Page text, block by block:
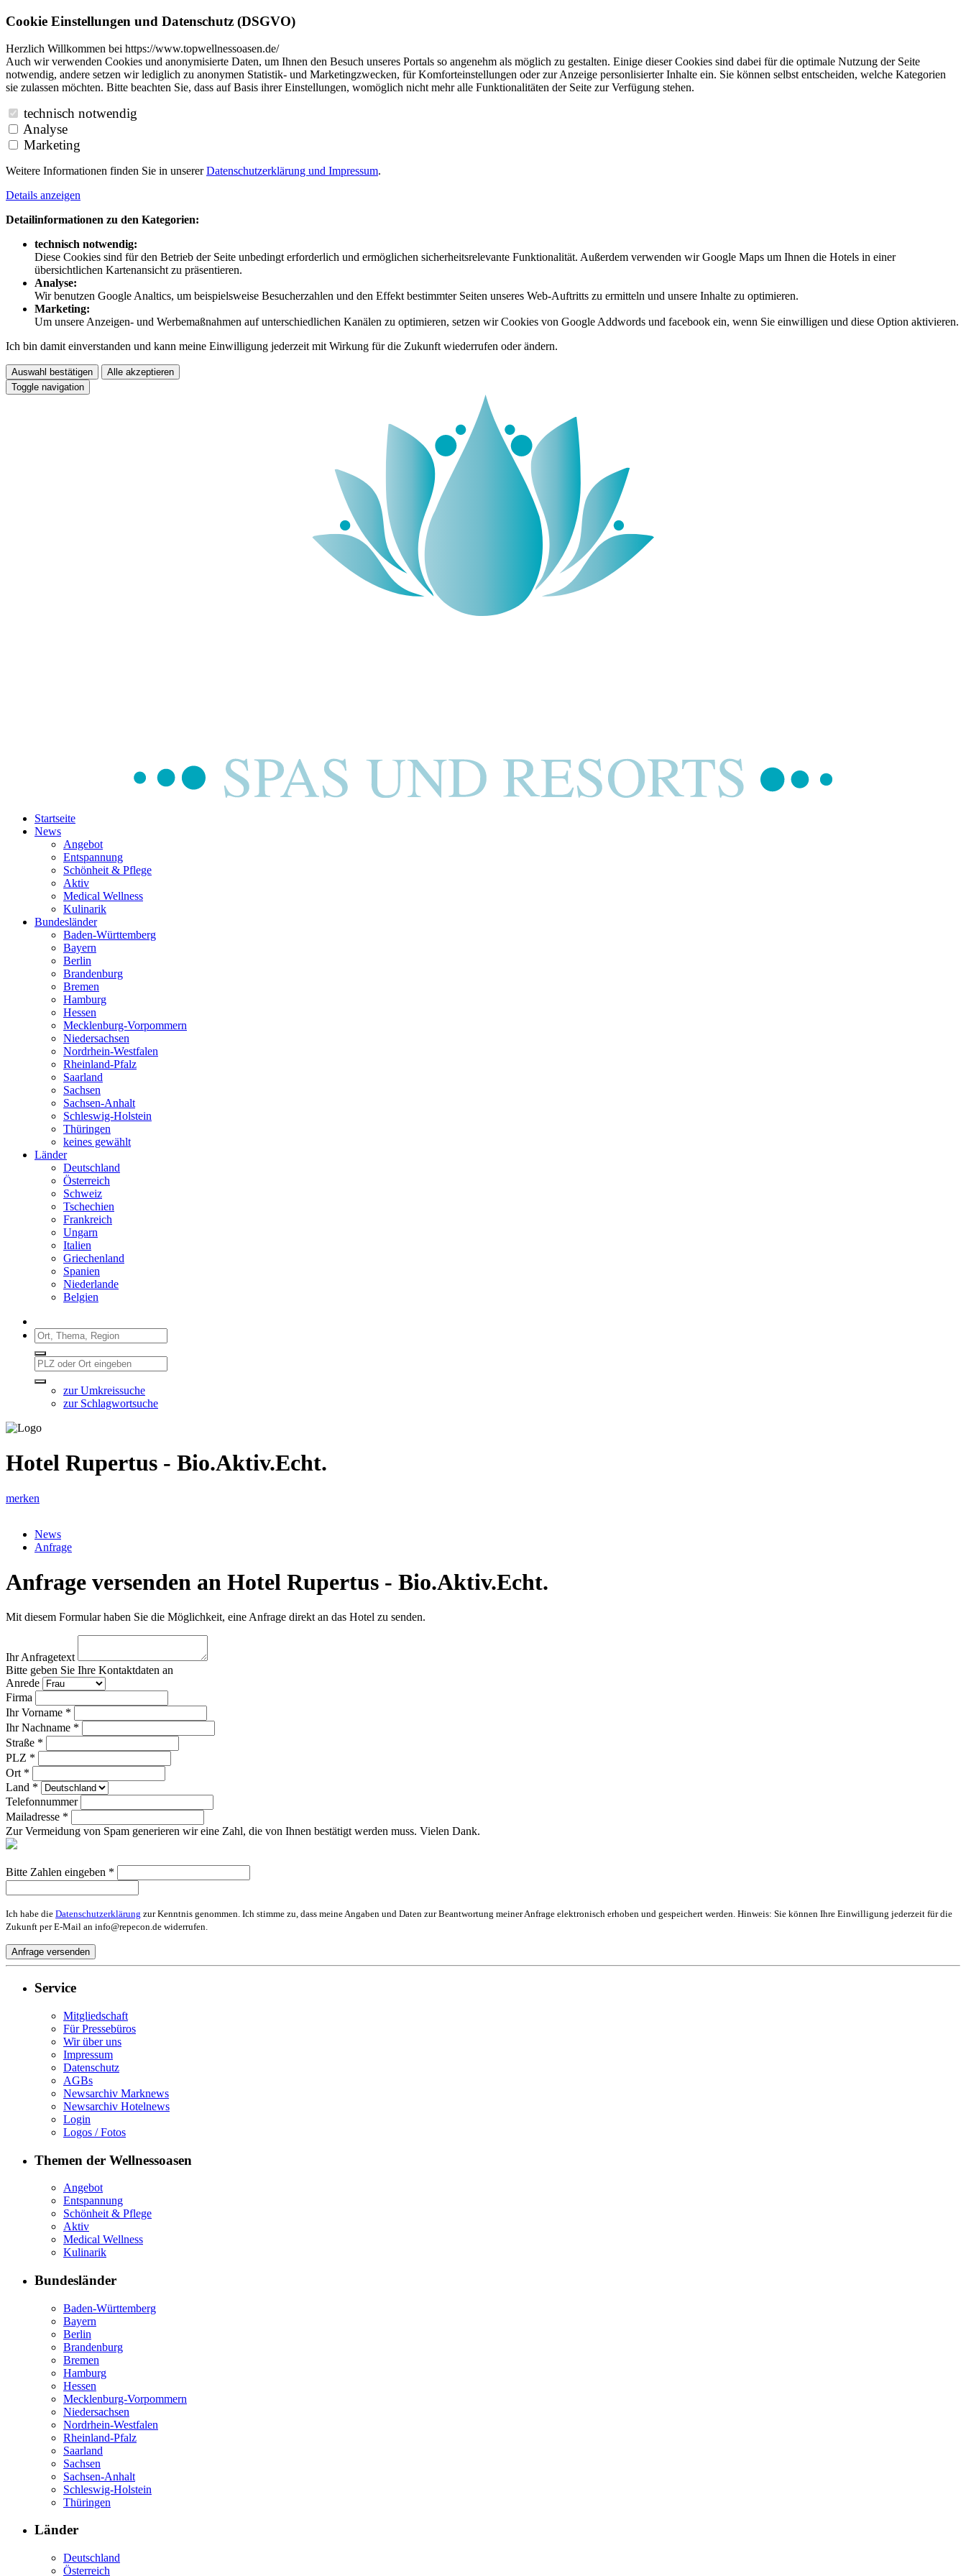
Cookie Einstellungen und Datenschutz (DSGVO)
Herzlich Willkommen bei https://www.topwellnessoasen.de/
Auch wir verwenden Cookies und anonymisierte Daten, um Ihnen den Besuch unseres Portals so angenehm als möglich zu gestalten. Einige dieser Cookies sind dabei für die optimale Nutzung der Seite
notwendig, andere setzen wir lediglich zu anonymen Statistik- und Marketingzwecken, für Komforteinstellungen oder zur Anzeige personlisierter Inhalte ein. Sie können selbst entscheiden, welche Kategorien
sie zulassen möchten. Bitte beachten Sie, dass auf Basis ihrer Einstellungen, womöglich nicht mehr alle Funktionalitäten der Seite zur Verfügung stehen.
technisch notwendig
Analyse
Marketing
Weitere Informationen finden Sie in unsererDatenschutzerklärung und Impressum.
Details anzeigen
Detailinformationen zu den Kategorien:
technisch notwendig:
Diese Cookies sind für den Betrieb der Seite unbedingt erforderlich und ermöglichen sicherheitsrelevante Funktionalität. Außerdem verwenden wir Google Maps um Ihnen die Hotels in einer
übersichtlichen Kartenansicht zu präsentieren.
Analyse:
Wir benutzen Google Analtics, um beispielsweise Besucherzahlen und den Effekt bestimmter Seiten unseres Web-Auftritts zu ermitteln und unsere Inhalte zu optimieren.
Marketing:
Um unsere Anzeigen- und Werbemaßnahmen auf unterschiedlichen Kanälen zu optimieren, setzen wir Cookies von Google Addwords und facebook ein, wenn Sie einwilligen und diese Option aktivieren.
Ich bin damit einverstanden und kann meine Einwilligung jederzeit mit Wirkung für die Zukunft wiederrufen oder ändern.
Auswahl bestätigen
Alle akzeptieren
Toggle navigation
Startseite
News
Angebot
Entspannung
Schönheit & Pflege
Aktiv
Medical Wellness
Kulinarik
Bundesländer
Baden-Württemberg
Bayern
Berlin
Brandenburg
Bremen
Hamburg
Hessen
Mecklenburg-Vorpommern
Niedersachsen
Nordrhein-Westfalen
Rheinland-Pfalz
Saarland
Sachsen
Sachsen-Anhalt
Schleswig-Holstein
Thüringen
keines gewählt
Länder
Deutschland
Österreich
Schweiz
Tschechien
Frankreich
Ungarn
Italien
Griechenland
Spanien
Niederlande
Belgien
zur Umkreissuche
zur Schlagwortsuche
Hotel Rupertus - Bio.Aktiv.Echt.
merken
News
Anfrage
Anfrage versenden an Hotel Rupertus - Bio.Aktiv.Echt.
Mit diesem Formular haben Sie die Möglichkeit, eine Anfrage direkt an das Hotel zu senden.
Ihr Anfragetext
Bitte geben Sie Ihre Kontaktdaten an
Anrede
Firma
Ihr Vorname *
Ihr Nachname *
Straße *
PLZ *
Ort *
Land *
Telefonnummer
Mailadresse *
Zur Vermeidung von Spam generieren wir eine Zahl, die von Ihnen bestätigt werden muss. Vielen Dank.
Bitte Zahlen eingeben *
Ich habe die Datenschutzerklärung zur Kenntnis genommen. Ich stimme zu, dass meine Angaben und Daten zur Beantwortung meiner Anfrage elektronisch erhoben und gespeichert werden. Hinweis: Sie können Ihre Einwilligung jederzeit für die
Zukunft per E-Mail an info@repecon.de widerrufen.
Service
Mitgliedschaft
Für Pressebüros
Wir über uns
Impressum
Datenschutz
AGBs
Newsarchiv Marknews
Newsarchiv Hotelnews
Login
Logos / Fotos
Themen der Wellnessoasen
Angebot
Entspannung
Schönheit & Pflege
Aktiv
Medical Wellness
Kulinarik
Bundesländer
Baden-Württemberg
Bayern
Berlin
Brandenburg
Bremen
Hamburg
Hessen
Mecklenburg-Vorpommern
Niedersachsen
Nordrhein-Westfalen
Rheinland-Pfalz
Saarland
Sachsen
Sachsen-Anhalt
Schleswig-Holstein
Thüringen
Länder
Deutschland
Österreich